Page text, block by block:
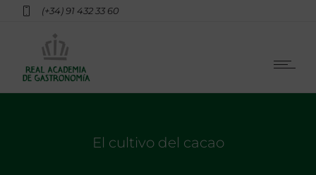
(+34) 91 432 33 60
El cultivo del cacao